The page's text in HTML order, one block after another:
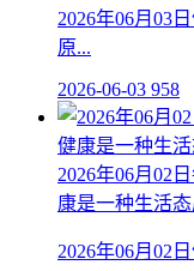
2026年06月03
原...
2026-06-03 958
2026年06月02
康是一种生活态
2026年06月02